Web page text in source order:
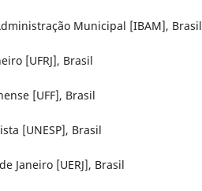
Municipal [IBAM], Brasil
[UFRJ], Brasil
[UFF], Brasil
[UNESP], Brasil
Janeiro [UERJ], Brasil